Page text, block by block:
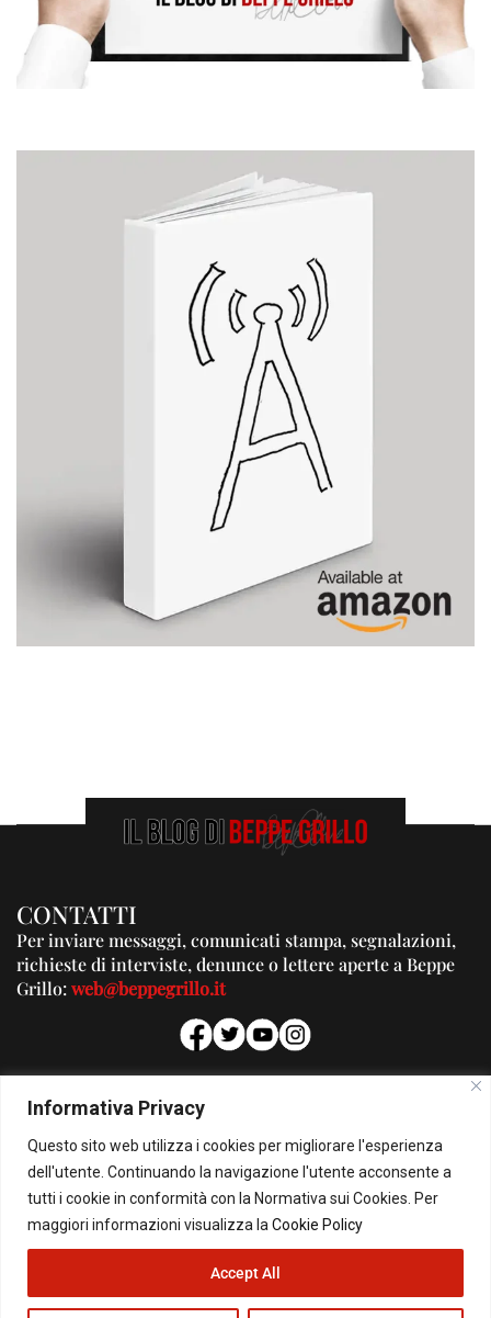
Informativa Privacy
Questo sito web utilizza i cookies per migliorare l'esperienza
dell'utente. Continuando la navigazione l'utente acconsente a
tutti i cookie in conformità con la Normativa sui Cookies. Per
maggiori informazioni visualizza la Cookie Policy
Accept All
CONTATTI
Per inviare messaggi, comunicati stampa, segnalazioni,
richieste di interviste, denunce o lettere aperte a Beppe
Grillo:web@beppegrillo.it
PUBBLICITA'
Per la tua pubblicità su questo Blog:
pubblicita@beppegrillo.it
© Copyright 2026 - Il Blog di Beppe Grillo. All Rights Reserved - Powered by
happygrafic.com